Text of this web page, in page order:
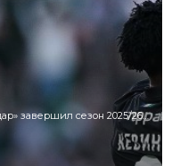
2025/26 в РПЛ и не смог подтвердить чемпионство